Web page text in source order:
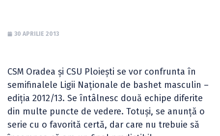
30 APRILIE 2013
CSM Oradea și CSU Ploiești se vor confrunta în
semifinalele Ligii Naționale de bashet masculin –
ediția 2012/13. Se întâlnesc două echipe diferite
din multe puncte de vedere. Totuși, se anunță o
serie cu o favorită certă, dar care nu trebuie să